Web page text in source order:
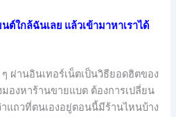
ต์ใกล้ฉันเลย แล้วเข้ามาหาเราได้
ผ่านอินเทอร์เน็ตเป็นวิธียอดฮิตของ
องหาร้านขายแบต ต้องการเปลี่ยน
แถวที่ตนเองอยู่ตอนนี้มีร้านไหนบ้าง